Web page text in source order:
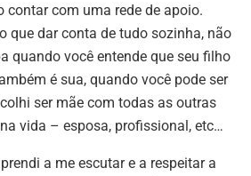
contar com uma rede de apoio.
que dar conta de tudo sozinha, não
quando você entende que seu filho
é sua, quando você pode ser
ser mãe com todas as outras
vida – esposa, profissional, etc…
a me escutar e a respeitar a